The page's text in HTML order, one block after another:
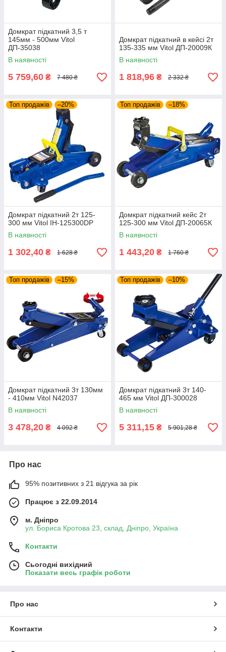
Домкрат підкатний 3,5 т
145мм - 500мм Vitol
ДП-35038
В наявності
5 759,60 ₴ 7 480 ₴
Домкрат підкатний в кейсі 2т
135-335 мм Vitol ДП-20009К
В наявності
1 818,96 ₴ 2 332 ₴
Топ продажів –20%
Домкрат підкатний 2т 125-
300 мм Vitol IH-125300DP
В наявності
1 302,40 ₴ 1 628 ₴
Топ продажів –18%
Домкрат підкатний кейс 2т
125-300 мм Vitol ДП-20065К
В наявності
1 443,20 ₴ 1 760 ₴
Топ продажів –15%
Домкрат підкатний 3т 130мм
- 410мм Vitol N42037
В наявності
3 478,20 ₴ 4 092 ₴
Топ продажів –10%
Домкрат підкатний 3т 140-
465 мм Vitol ДП-300028
В наявності
5 311,15 ₴ 5 901,28 ₴
Про нас
95% позитивних з 21 відгука за рік
Працює з 22.09.2014
м. Дніпро
ул. Бориса Кротова 23, склад, Дніпро, Україна
Контакти
Сьогодні вихідний
Показати весь графік роботи
Про нас
Контакти